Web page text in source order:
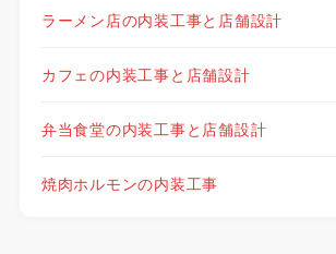
ラーメン店の内装工事と店舗設計
カフェの内装工事と店舗設計
弁当食堂の内装工事と店舗設計
焼肉ホルモンの内装工事